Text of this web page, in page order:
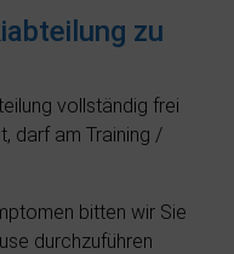
zu
vollständig frei
darf am Training /
bitten wir Sie
durchzuführen